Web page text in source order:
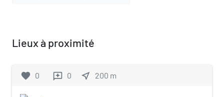
Lieux à proximité
favorite 0 reviews 0 near_me 200 m